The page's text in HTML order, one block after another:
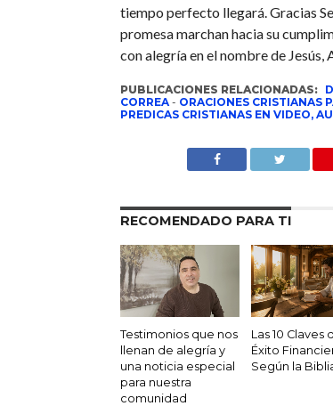
tiempo perfecto llegará. Gracias
promesa marchan hacia su
con alegría en el nombre de Jesús,
PUBLICACIONES RELACIONADAS:
CORREA- ORACIONES CRISTIANAS
PREDICAS CRISTIANAS EN VIDEO,
RECOMENDADO PARA TI
Testimonios que nos
llenan de alegría y
una noticia especial
para nuestra
comunidad
Las 10 Claves
Éxito
Según la